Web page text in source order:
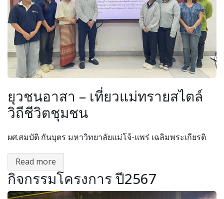
ยุวชนอาสา – เที่ยวแม่ทรายสไตล์
วิถีชีวิตชุมชน
ผศ.สมบัติ กันบุตร มหาวิทยาลัยแม่โจ้-แพร่ เฉลิมพระเกียรติ
Read more
กิจกรรมโครงการ ปี2567